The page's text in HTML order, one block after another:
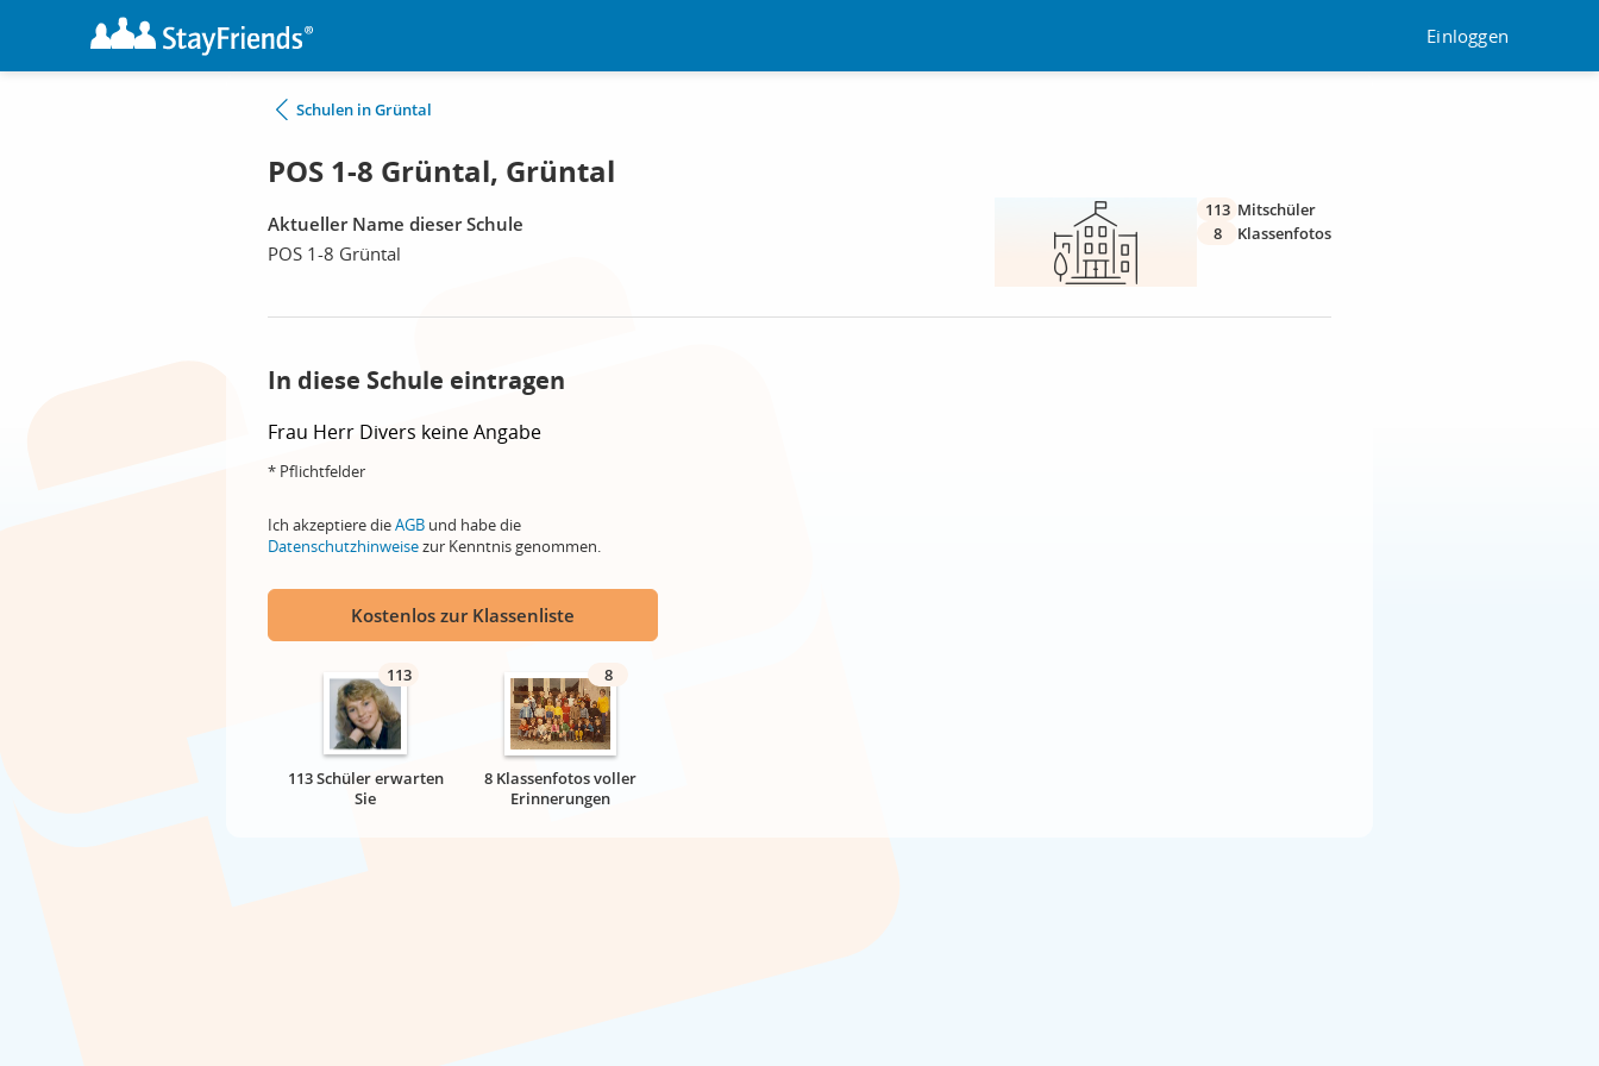
Einloggen
Schulen in Grüntal
POS 1-8 Grüntal, Grüntal
Aktueller Name dieser Schule
POS 1-8 Grüntal
113 Mitschüler
8
Klassenfotos
In diese Schule eintragen
Frau Herr Divers keine Angabe
* Pflichtfelder
Ich akzeptiere dieAGB und habe die
Datenschutzhinweisezur Kenntnis genommen.
Kostenlos zur Klassenliste
113
113 Schüler erwarten
Sie
8
8 Klassenfotos voller
Erinnerungen